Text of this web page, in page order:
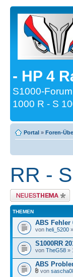
- HP 4
S1000-
1000 R - S
Portal » Foren-
RR -
Neues Thema erstellen
THEMEN
ABS Fehler
von heli_5200
S1000RR
von TheG58 »
ABS
von